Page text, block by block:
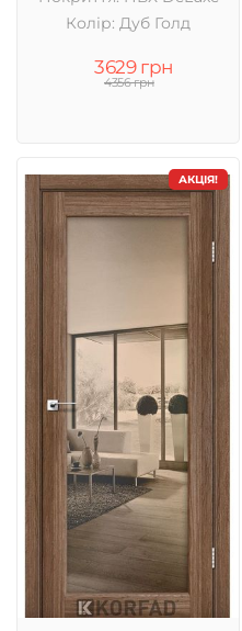
Колір: Дуб Голд
3629 грн
4356 грн
АКЦІЯ!